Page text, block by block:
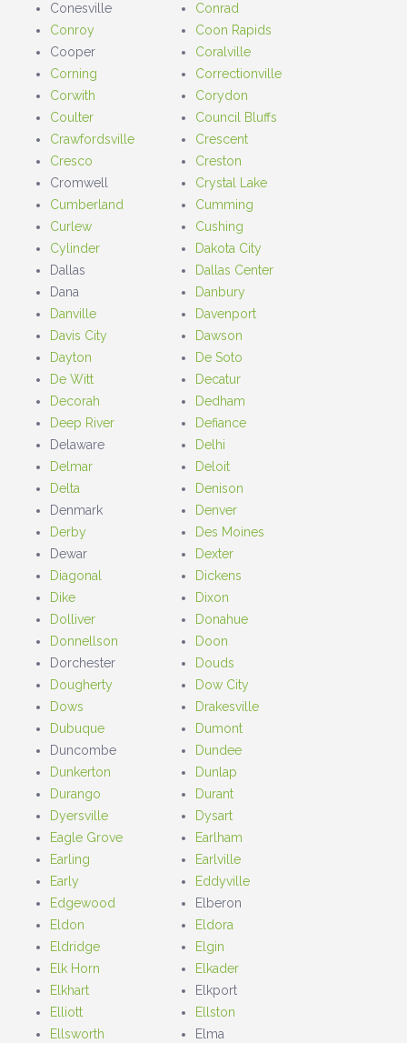
Conesville
Conrad
Conroy
Coon Rapids
Cooper
Coralville
Corning
Correctionville
Corwith
Corydon
Coulter
Council Bluffs
Crawfordsville
Crescent
Cresco
Creston
Cromwell
Crystal Lake
Cumberland
Cumming
Curlew
Cushing
Cylinder
Dakota City
Dallas
Dallas Center
Dana
Danbury
Danville
Davenport
Davis City
Dawson
Dayton
De Soto
De Witt
Decatur
Decorah
Dedham
Deep River
Defiance
Delaware
Delhi
Delmar
Deloit
Delta
Denison
Denmark
Denver
Derby
Des Moines
Dewar
Dexter
Diagonal
Dickens
Dike
Dixon
Dolliver
Donahue
Donnellson
Doon
Dorchester
Douds
Dougherty
Dow City
Dows
Drakesville
Dubuque
Dumont
Duncombe
Dundee
Dunkerton
Dunlap
Durango
Durant
Dyersville
Dysart
Eagle Grove
Earlham
Earling
Earlville
Early
Eddyville
Edgewood
Elberon
Eldon
Eldora
Eldridge
Elgin
Elk Horn
Elkader
Elkhart
Elkport
Elliott
Ellston
Ellsworth
Elma